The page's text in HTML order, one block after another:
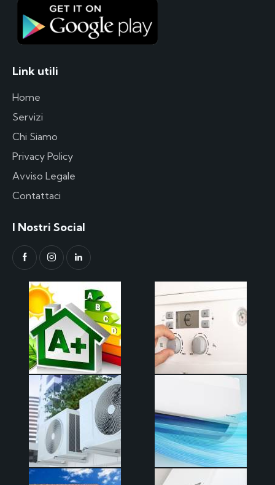
Link utili
Home
Servizi
Chi Siamo
Privacy Policy
Avviso Legale
Contattaci
I Nostri Social